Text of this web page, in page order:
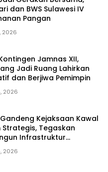
dan BWS Sulawesi IV
Pangan
2026
Jamnas XII,
Jadi Ruang Lahirkan
dan Berjiwa Pemimpin
2026
Gandeng Kejaksaan Kawal
Tegaskan
Infrastruktur
2026